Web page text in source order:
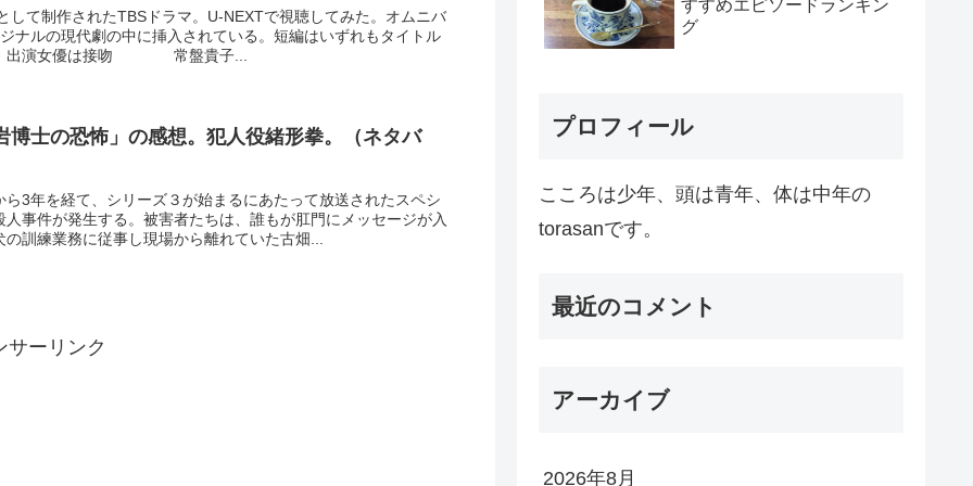
して制作されたTBSドラマ。U-NEXTで視聴してみた。オムニバ
ナルの現代劇の中に挿入されている。短編はいずれもタイトル
。出演女優は接吻 常盤貴子...
博士の恐怖」の感想。犯人役緒形拳。（ネタバ
3年を経て、シリーズ３が始まるにあたって放送されたスペシ
事件が発生する。被害者たちは、誰もが肛門にメッセージが入
訓練業務に従事し現場から離れていた古畑...
サーリンク
すすめエピソードランキン
グ
プロフィール
こころは少年、頭は青年、体は中年の
torasanです。
最近のコメント
アーカイブ
2026年8月